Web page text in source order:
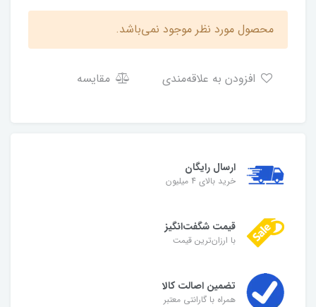
محصول مورد نظر موجود نمی‌باشد.
مقایسه
ارسال رایگان
خرید بالای 4 میلیون
قیمت شگفت‌انگیز
با ارزان‌ترین قیمت
تضمین اصالت کالا
همراه با گارانتی معتبر